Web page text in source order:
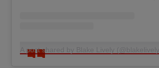
A post shared by Blake Lively (@blakelively)